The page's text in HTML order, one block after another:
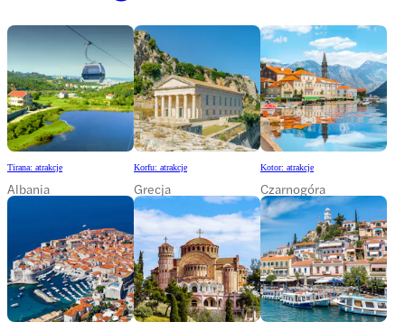
Tirana: atrakcje
Albania
Korfu: atrakcje
Grecja
Kotor: atrakcje
Czarnogóra